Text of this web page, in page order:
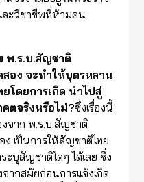
ะวิชาชีพที่ห้ามคน
พ.ร.บ.สัญชาติ
อง จะทำให้บุตรหลาน
โดยการเกิด นำไปสู่
ตจริงหรือไม่?ซึ่งเรื่องนี้
งจาก พ.ร.บ.สัญชาติ
เป็นการให้สัญชาติไทย
ะบุสัญชาติใดๆ ได้เลย ซึ่ง
ากสมัยก่อนการแจ้งเกิด